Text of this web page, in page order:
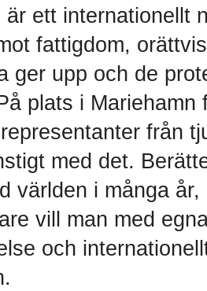
är ett internationellt
fattigdom,
ger upp och de
plats i
från
med det.
världen i många
vill man med
och